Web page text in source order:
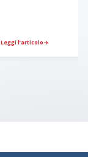
Leggi l’articolo→